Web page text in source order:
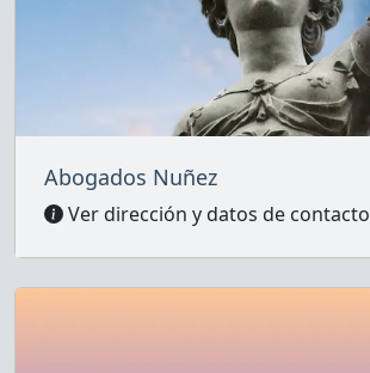
Abogados Nuñez
Ver dirección y datos de contacto